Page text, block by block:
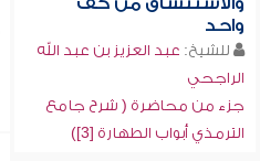
واحد
للشيخ: عبد العزيز بن عبد الله
الراجحي
جزء من محاضرة ( شرح جامع
الترمذي أبواب الطهارة [3])